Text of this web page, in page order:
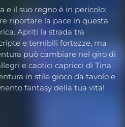
e il suo regno è in pericolo:
riportare la pace in questa
Apriti la strada tra
e temibili fortezze, ma
può cambiare nel giro di
e caotici capricci di Tina.
in stile gioco da tavolo e
fantasy della tua vita!